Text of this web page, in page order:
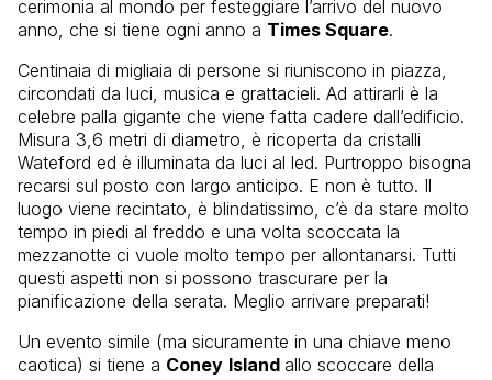
cerimonia al mondo per festeggiare l’arrivo del nuovo
anno, che si tiene ogni anno a Times Square.
Centinaia di migliaia di persone si riuniscono in piazza,
circondati da luci, musica e grattacieli. Ad attirarli è la
celebre palla gigante che viene fatta cadere dall’edificio.
Misura 3,6 metri di diametro, è ricoperta da cristalli
Wateford ed è illuminata da luci al led. Purtroppo bisogna
recarsi sul posto con largo anticipo. E non è tutto. Il
luogo viene recintato, è blindatissimo, c’è da stare molto
tempo in piedi al freddo e una volta scoccata la
mezzanotte ci vuole molto tempo per allontanarsi. Tutti
questi aspetti non si possono trascurare per la
pianificazione della serata. Meglio arrivare preparati!
Un evento simile (ma sicuramente in una chiave meno
caotica) si tiene a Coney Island allo scoccare della